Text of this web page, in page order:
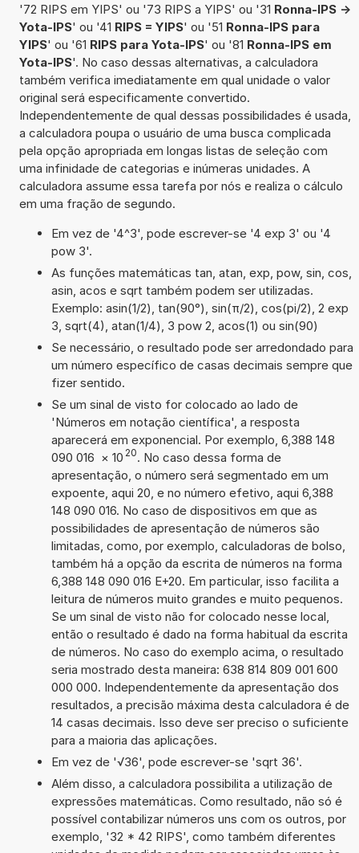
'72 RIPS em YIPS' ou '73 RIPS a YIPS' ou '31 Ronna-IPS ->
Yota-IPS' ou '41 RIPS = YIPS' ou '51 Ronna-IPS para
YIPS' ou '61 RIPS para Yota-IPS' ou '81 Ronna-IPS em
Yota-IPS'. No caso dessas alternativas, a calculadora
também verifica imediatamente em qual unidade o valor
original será especificamente convertido.
Independentemente de qual dessas possibilidades é usada,
a calculadora poupa o usuário de uma busca complicada
pela opção apropriada em longas listas de seleção com
uma infinidade de categorias e inúmeras unidades. A
calculadora assume essa tarefa por nós e realiza o cálculo
em uma fração de segundo.
Em vez de '4^3', pode escrever-se '4 exp 3' ou '4
pow 3'.
As funções matemáticas tan, atan, exp, pow, sin, cos,
asin, acos e sqrt também podem ser utilizadas.
Exemplo: asin(1/2), tan(90°), sin(π/2), cos(pi/2), 2 exp
3, sqrt(4), atan(1/4), 3 pow 2, acos(1) ou sin(90)
Se necessário, o resultado pode ser arredondado para
um número específico de casas decimais sempre que
fizer sentido.
Se um sinal de visto for colocado ao lado de
'Números em notação científica', a resposta
aparecerá em exponencial. Por exemplo, 6,388 148
090 016 × 10 20. No caso dessa forma de
apresentação, o número será segmentado em um
expoente, aqui 20, e no número efetivo, aqui 6,388
148 090 016. No caso de dispositivos em que as
possibilidades de apresentação de números são
limitadas, como, por exemplo, calculadoras de bolso,
também há a opção da escrita de números na forma
6,388 148 090 016 E+20. Em particular, isso facilita a
leitura de números muito grandes e muito pequenos.
Se um sinal de visto não for colocado nesse local,
então o resultado é dado na forma habitual da escrita
de números. No caso do exemplo acima, o resultado
seria mostrado desta maneira: 638 814 809 001 600
000 000. Independentemente da apresentação dos
resultados, a precisão máxima desta calculadora é de
14 casas decimais. Isso deve ser preciso o suficiente
para a maioria das aplicações.
Em vez de '√36', pode escrever-se 'sqrt 36'.
Além disso, a calculadora possibilita a utilização de
expressões matemáticas. Como resultado, não só é
possível contabilizar números uns com os outros, por
exemplo, '32 * 42 RIPS', como também diferentes